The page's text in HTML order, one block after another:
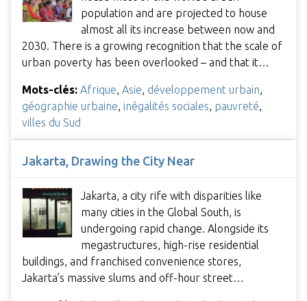
population and are projected to house
almost all its increase between now and
2030. There is a growing recognition that the scale of
urban poverty has been overlooked – and that it…
Mots-clés: Afrique Asie développement urbain
géographie urbaine inégalités sociales pauvreté
villes du Sud
Jakarta, Drawing the City Near
Jakarta, a city rife with disparities like
many cities in the Global South, is
undergoing rapid change. Alongside its
megastructures, high-rise residential
buildings, and franchised convenience stores,
Jakarta’s massive slums and off-hour street…